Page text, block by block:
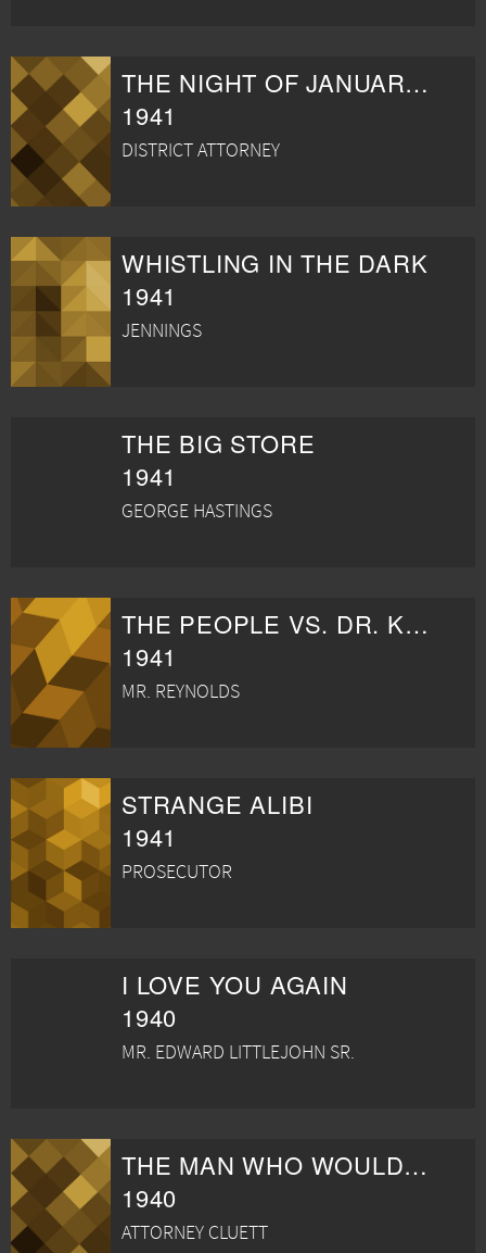
THE NIGHT OF JANUARY 16TH
1941
DISTRICT ATTORNEY
WHISTLING IN THE DARK
1941
JENNINGS
THE BIG STORE
1941
GEORGE HASTINGS
THE PEOPLE VS. DR. KILDARE
1941
MR. REYNOLDS
STRANGE ALIBI
1941
PROSECUTOR
I LOVE YOU AGAIN
1940
MR. EDWARD LITTLEJOHN SR.
THE MAN WHO WOULDN'T TALK
1940
ATTORNEY CLUETT